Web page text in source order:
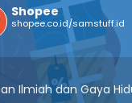
Shopee
shopee.co.id/samstuff.id
Ilmiah dan Gaya